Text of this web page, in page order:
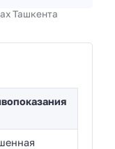
Ташкента